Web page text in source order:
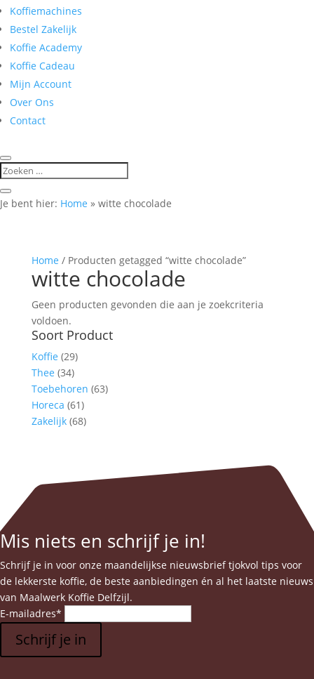
Koffiemachines
Bestel Zakelijk
Koffie Academy
Koffie Cadeau
Mijn Account
Over Ons
Contact
Je bent hier: Home » witte chocolade
Home / Producten getagged “witte chocolade”
witte chocolade
Geen producten gevonden die aan je zoekcriteria
voldoen.
Soort Product
Koffie (29)
Thee (34)
Toebehoren (63)
Horeca (61)
Zakelijk (68)
Mis niets en schrijf je in!
Schrijf je in voor onze maandelijkse nieuwsbrief tjokvol tips voor
de lekkerste koffie, de beste aanbiedingen én al het laatste nieuws
van Maalwerk Koffie Delfzijl.
E-mailadres*
Schrijf je in